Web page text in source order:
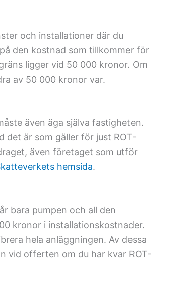
och installationer där du
den kostnad som tillkommer för
ligger vid 50 000 kronor. Om
av 50 000 kronor var.
även äga själva fastigheten.
det är som gäller för just ROT-
även företaget som utför
hemsida.
bara pumpen och all den
kronor i installationskostnader.
hela anläggningen. Av dessa
vid offerten om du har kvar ROT-